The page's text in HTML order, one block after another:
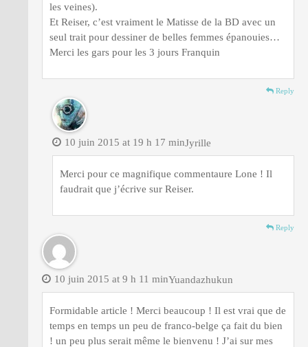
les veines).
Et Reiser, c’est vraiment le Matisse de la BD avec un
seul trait pour dessiner de belles femmes épanouies…
Merci les gars pour les 3 jours Franquin
Reply
Jyrille
10 juin 2015 at 19 h 17 min
Merci pour ce magnifique commentaure Lone ! Il
faudrait que j’écrive sur Reiser.
Reply
Yuandazhukun
10 juin 2015 at 9 h 11 min
Formidable article ! Merci beaucoup ! Il est vrai que de
temps en temps un peu de franco-belge ça fait du bien
! un peu plus serait même le bienvenu ! J’ai sur mes